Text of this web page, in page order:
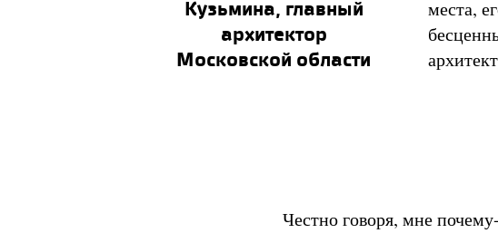
Кузьмина, главный
архитектор
Московской области
места,
Честно говоря, мне